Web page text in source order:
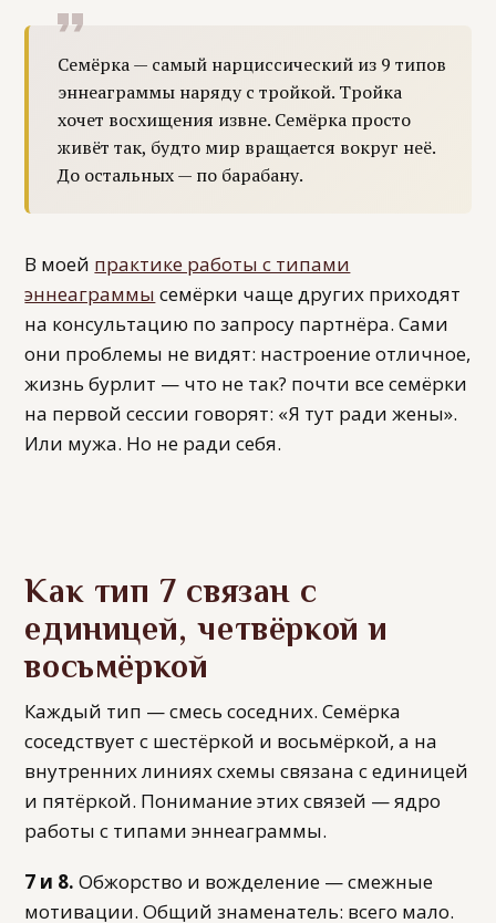
Семёрка — самый нарциссический из 9 типов
эннеаграммы наряду с тройкой. Тройка
хочет восхищения извне. Семёрка просто
живёт так, будто мир вращается вокруг неё.
До остальных — по барабану.
В моей практике работы с типами
эннеаграммы семёрки чаще других приходят
на консультацию по запросу партнёра. Сами
они проблемы не видят: настроение отличное,
жизнь бурлит — что не так? почти все семёрки
на первой сессии говорят: «Я тут ради жены».
Или мужа. Но не ради себя.
Как тип 7 связан с
единицей, четвёркой и
восьмёркой
Каждый тип — смесь соседних. Семёрка
соседствует с шестёркой и восьмёркой, а на
внутренних линиях схемы связана с единицей
и пятёркой. Понимание этих связей — ядро
работы с типами эннеаграммы.
7 и 8. Обжорство и вожделение — смежные
мотивации. Общий знаменатель: всего мало.